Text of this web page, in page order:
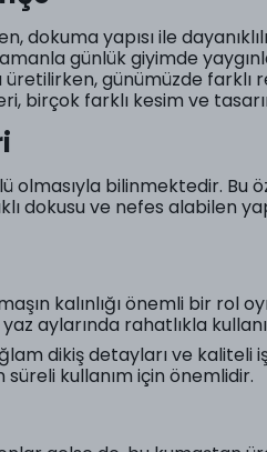
yapısı ile
günlük giyimde
günümüzde farklı
birçok farklı kesim ve
olmasıyla bilinmektedir.
dokusu ve nefes alabilen
kalınlığı önemli bir
aylarında rahatlıkla
dikiş detayları ve
süreli kullanım için önemlidir.